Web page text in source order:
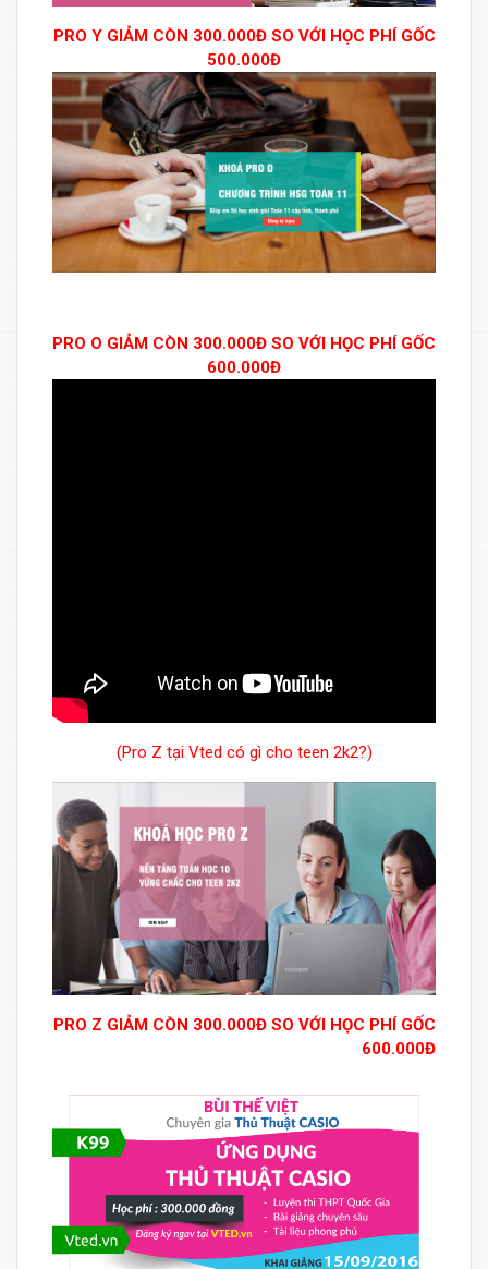
PRO Y GIẢM CÒN 300.000Đ SO VỚI HỌC PHÍ GỐC
500.000Đ
PRO O GIẢM CÒN 300.000Đ SO VỚI HỌC PHÍ GỐC
600.000Đ
(Pro Z tại Vted có gì cho teen 2k2?)
PRO Z GIẢM CÒN 300.000Đ SO VỚI HỌC PHÍ GỐC
600.000Đ